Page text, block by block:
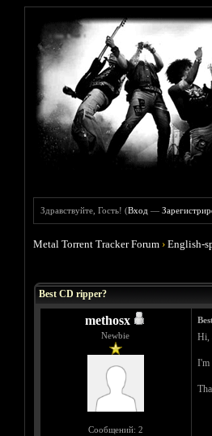
Здравствуйте, Гость! (Вход —
Metal Torrent Tracker Forum ›English-
Best CD ripper?
methosx
Newbie
Сообщений: 2
Hi,
I'm